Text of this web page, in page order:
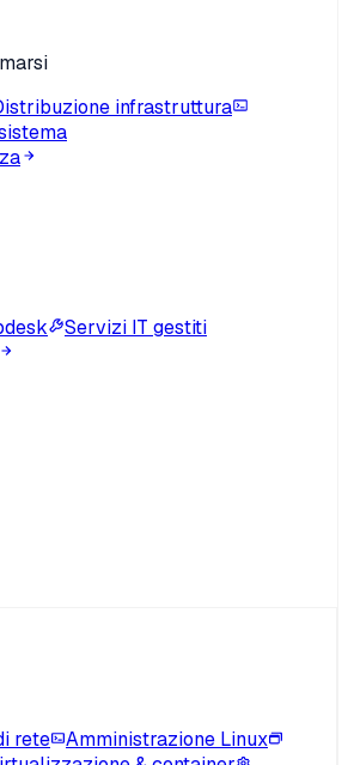
infrastruttura
Servizi IT gestiti
rete
Amministrazione Linux